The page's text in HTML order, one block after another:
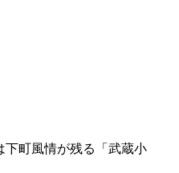
下町風情が残る「武蔵小